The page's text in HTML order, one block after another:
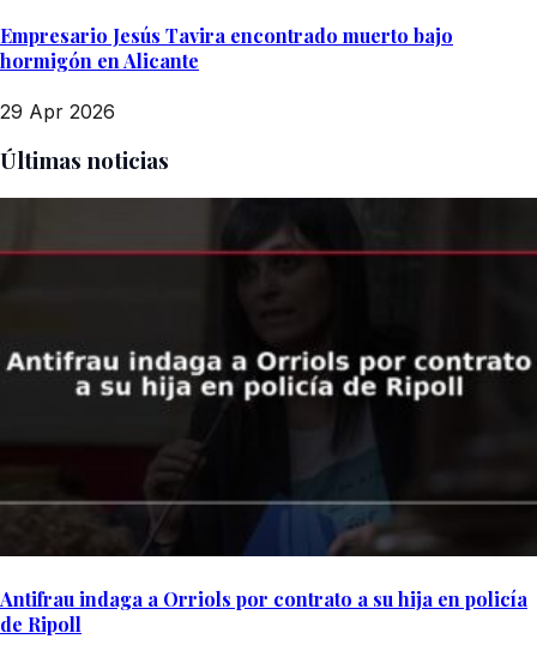
Empresario Jesús Tavira encontrado muerto bajo
hormigón en Alicante
29 Apr 2026
Últimas noticias
Antifrau indaga a Orriols por contrato a su hija en policía
de Ripoll